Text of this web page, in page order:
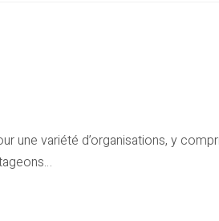
une variété d’organisations, y